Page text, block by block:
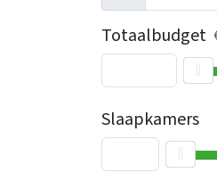
Totaalbudget
Slaapkamers